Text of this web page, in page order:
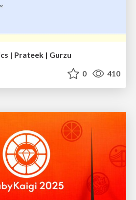
| Prateek | Gurzu
0 410